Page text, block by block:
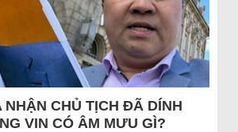
CHỦ TỊCH ĐÃ DÍNH
VIN CÓ ÂM MƯU GÌ?